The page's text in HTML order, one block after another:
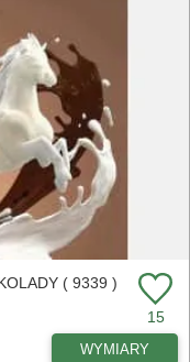
( 9339 )
15
WYMIARY